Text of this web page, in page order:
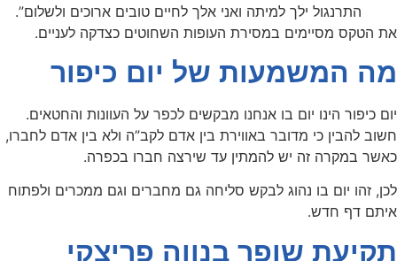
התרנגול ילך למיתה ואני אלך לחיים טובים ארוכים ולשלום”.
את הטקס מסיימים במסירת העופות השחוטים כצדקה לעניים.
מה המשמעות של יום כיפור
יום כיפור הינו יום בו אנחנו מבקשים לכפר על העוונות והחטאים.
חשוב להבין כי מדובר באווירת בין אדם לקב”ה ולא בין אדם לחברו,
כאשר במקרה זה יש להמתין עד שירצה חברו בכפרה.
לכן, זהו יום בו נהוג לבקש סליחה גם מחברים וגם ממכרים ולפתוח
איתם דף חדש.
תקיעת שופר בנווה פריצקי